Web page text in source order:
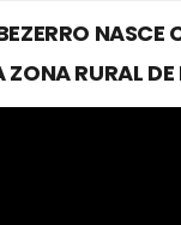
NASCE
ZONA RURAL